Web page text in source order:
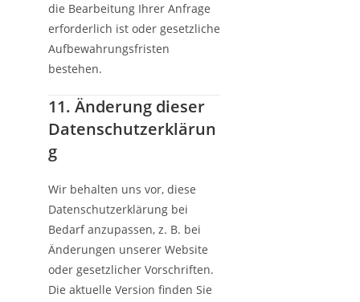
die Bearbeitung Ihrer Anfrage
erforderlich ist oder gesetzliche
Aufbewahrungsfristen
bestehen.
11. Änderung dieser
Datenschutzerklärun
g
Wir behalten uns vor, diese
Datenschutzerklärung bei
Bedarf anzupassen, z. B. bei
Änderungen unserer Website
oder gesetzlicher Vorschriften.
Die aktuelle Version finden Sie